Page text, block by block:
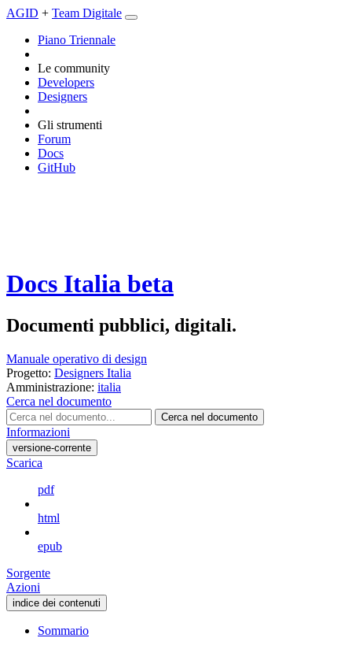
AGID + Team Digitale
Piano Triennale
Le community
Developers
Designers
Gli strumenti
Forum
Docs
GitHub
Docs Italia beta
Documenti pubblici, digitali.
Manuale operativo di design
Progetto: Designers Italia
Amministrazione: italia
Cerca nel documento
Cerca nel documento
Informazioni
versione-corrente
Scarica
pdf
html
epub
Sorgente
Azioni
indice dei contenuti
Sommario